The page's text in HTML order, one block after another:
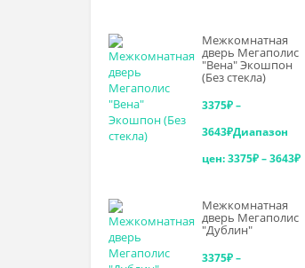
Межкомнатная
дверь Мегаполис
"Вена" Экошпон
(Без стекла)
3375₽–
3643₽Диапазон
цен: 3375₽ – 3643₽
Межкомнатная
дверь Мегаполис
"Дублин"
3375₽–